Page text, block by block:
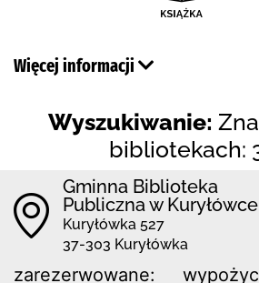
Więcej informacji
Wyszukiwanie:
bibliotekach:
Gminna Biblioteka
Publiczna w Kuryłówce
Kuryłówka 527
37-303 Kuryłówka
zarezerwowane: